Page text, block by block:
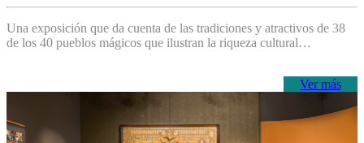
Una exposición que da cuenta de las tradiciones y atractivos de 38
de los 40 pueblos mágicos que ilustran la riqueza cultural…
Ver más